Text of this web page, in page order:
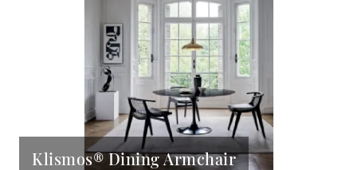
Klismos® Dining Armchair